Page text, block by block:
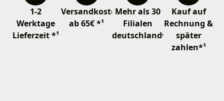
1-2
Werktage
Lieferzeit *¹
Versandkostenfrei
ab 65€ *¹
Mehr als 30
Filialen
deutschlandweit
Kauf auf
Rechnung &
später
zahlen*¹